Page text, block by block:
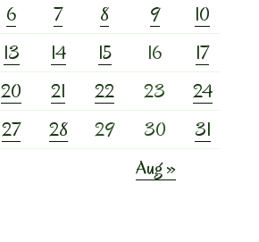
6 7 8 9
10
13 14 15 16
17
20 21 22 23
24
27 28 29 30
31
Aug »